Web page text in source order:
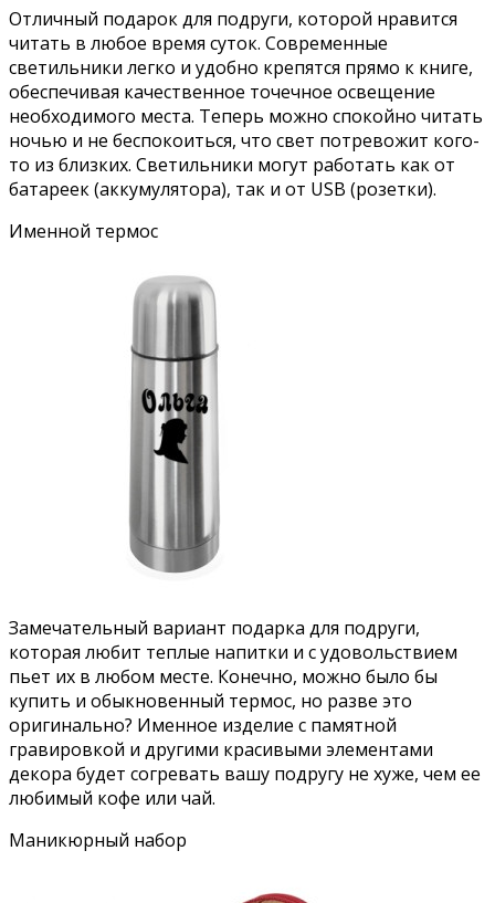
Отличный подарок для подруги, которой нравится
читать в любое время суток. Современные
светильники легко и удобно крепятся прямо к книге,
обеспечивая качественное точечное освещение
необходимого места. Теперь можно спокойно читать
ночью и не беспокоиться, что свет потревожит кого-
то из близких. Светильники могут работать как от
батареек (аккумулятора), так и от USB (розетки).
Именной термос
Замечательный вариант подарка для подруги,
которая любит теплые напитки и с удовольствием
пьет их в любом месте. Конечно, можно было бы
купить и обыкновенный термос, но разве это
оригинально? Именное изделие с памятной
гравировкой и другими красивыми элементами
декора будет согревать вашу подругу не хуже, чем ее
любимый кофе или чай.
Маникюрный набор